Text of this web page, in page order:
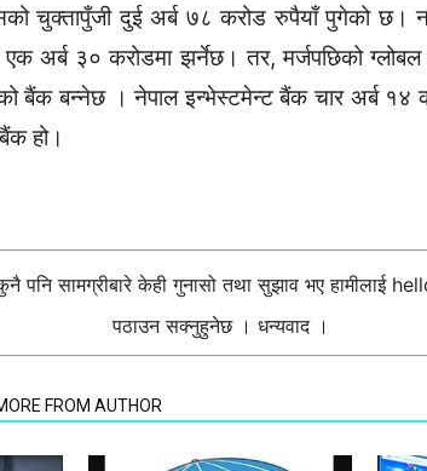
चुक्तापुँजी दुई अर्ब ७८ करोड रुपैयाँ पुगेको छ।
अर्ब ३० करोडमा झर्नेछ। तर, मर्जपछिको
बैंक बन्नेछ । नेपाल इन्भेस्टमेन्ट बैंक चार अर्ब १४
हो।
पनि सामग्रीबारे केही गुनासो तथा सुझाव भए हामीलाई
पठाउन सक्नुहुनेछ । धन्यवाद ।
FROM AUTHOR